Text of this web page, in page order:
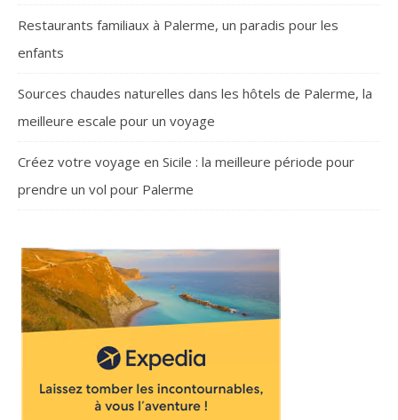
Restaurants familiaux à Palerme, un paradis pour les
enfants
Sources chaudes naturelles dans les hôtels de Palerme, la
meilleure escale pour un voyage
Créez votre voyage en Sicile : la meilleure période pour
prendre un vol pour Palerme